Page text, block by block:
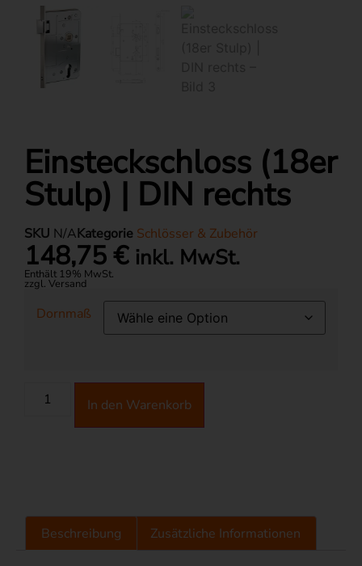
Einsteckschloss (18er
Stulp) | DIN rechts
SKU N/AKategorie Schlösser & Zubehör
148,75€ inkl. MwSt.
Enthält 19% MwSt.
zzgl. Versand
Dornmaß
In den Warenkorb
Beschreibung Zusätzliche Informationen